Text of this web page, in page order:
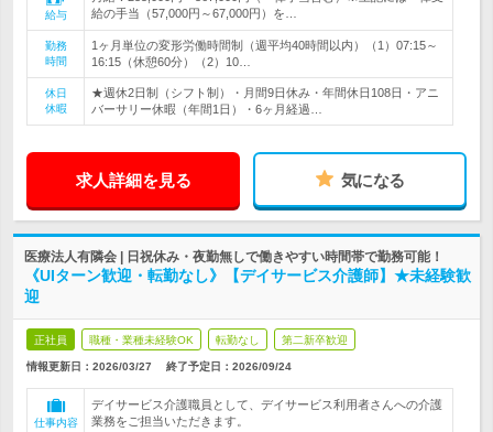
給与
給の手当（57,000円～67,000円）を…
勤務
時間
1ヶ月単位の変形労働時間制（週平均40時間以内）（1）07:15～
16:15（休憩60分）（2）10…
休日
休暇
★週休2日制（シフト制）・月間9日休み・年間休日108日・アニ
バーサリー休暇（年間1日）・6ヶ月経過…
求人詳細を見る 気になる
医療法人有隣会 | 日祝休み・夜勤無しで働きやすい時間帯で勤務可能！
《UIターン歓迎・転勤なし》【デイサービス介護師】★未経験歓
迎
正社員 職種・業種未経験OK 転勤なし 第二新卒歓迎
情報更新日：2026/03/27 終了予定日： 2026/09/24
仕事内容
デイサービス介護職員として、デイサービス利用者さんへの介護
業務をご担当いただきます。